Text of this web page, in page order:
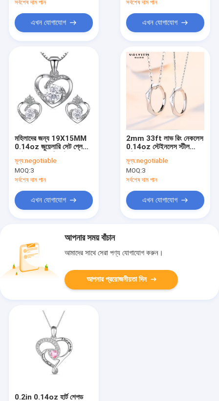
সর্বশেষ দাম পান
এখন যোগাযোগ
সর্বশেষ দাম পান
এখন যোগাযোগ
মহিলাদের জন্য 19X15MM
0.14oz জুয়েলারি সেট প্লেটেড
মূল্য:negotiable
MOQ:3
সর্বশেষ দাম পান
এখন যোগাযোগ
2mm 33ft লাভ রিং নেকলেস
0.14oz স্টেইনলেস স্টীল
মূল্য:negotiable
MOQ:3
সর্বশেষ দাম পান
এখন যোগাযোগ
আপনার সময় বাঁচান
আমাদের সাথে সেরা পণ্য যোগাযোগ করুন।
আপনার প্রয়োজনীয়তা দিন
0.2in 0.14oz হার্ট শেপড